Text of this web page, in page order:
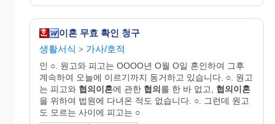
이혼 무효 확인 청구
생활서식 > 가사/호적
인 ○. 원고와 피고는 OOOO년 O월 O일 혼인하여 그후
계속하여 오늘에 이르기까지 동거하고 있습니다. ○. 원고
는 피고와 협의이혼에 관한 협의를 한 바 없고, 협의이혼
을 위하여 법원에 다녀온 적도 없습니다. ○. 그런데 원고
도 모르는 사이에 피고는 ○